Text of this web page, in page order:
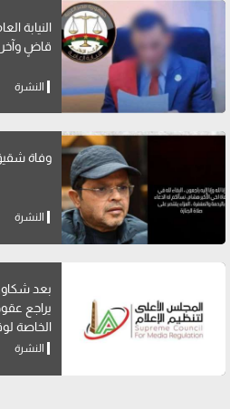
النيابة
قاضٍ
النشرة
وفاة
النشرة
بعد
يراجع
الخاصة
النشرة